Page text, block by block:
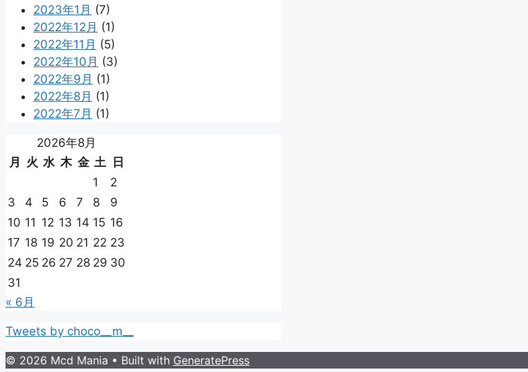
2023年1月 (7)
2022年12月 (1)
2022年11月 (5)
2022年10月 (3)
2022年9月 (1)
2022年8月 (1)
2022年7月 (1)
2026年8月
月 火 水 木 金 土 日
1
2
3
4 5 6 7 8
9
10 11 12 13 14 15 16
17 18 19 20 21 22 23
24 25 26 27 28 29 30
31
« 6月
Tweets by choco__m__
© 2026 Mcd Mania • Built with GeneratePress